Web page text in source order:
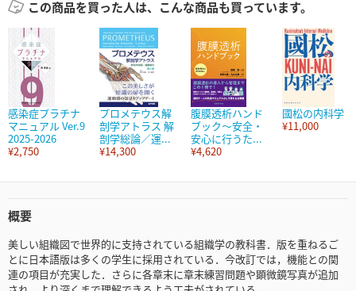
この商品を買った人は、こんな商品も買っています。
感染症プラチナ
マニュアル Ver.9
2025-2026
¥2,750
プロメテウス解
剖学アトラス 解
剖学総論／運...
¥14,300
腹膜透析ハンド
ブック～安全・
安心に行うた...
¥4,620
國松の内科学
¥11,000
概要
美しい組織図で世界的に支持されている組織学の教科書．版を重ねるご
とに日本語版は多くの学生に採用されている．今改訂では，機能との関
連の項目が充実した．さらに各章末に章末練習問題や顕微鏡写真が追加